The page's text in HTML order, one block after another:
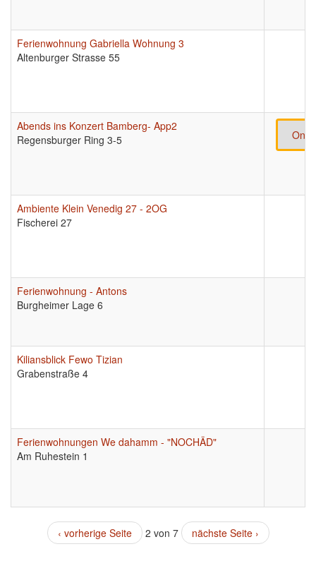
Ferienwohnung Gabriella Wohnung 3
Altenburger Strasse 55
Abends ins Konzert Bamberg- App2
Regensburger Ring 3-5
Ambiente Klein Venedig 27 - 2OG
Fischerei 27
Ferienwohnung - Antons
Burgheimer Lage 6
Kiliansblick Fewo Tizian
Grabenstraße 4
Ferienwohnungen We dahamm - "NOCHÄD"
Am Ruhestein 1
‹ vorherige Seite 2 von 7 nächste Seite ›